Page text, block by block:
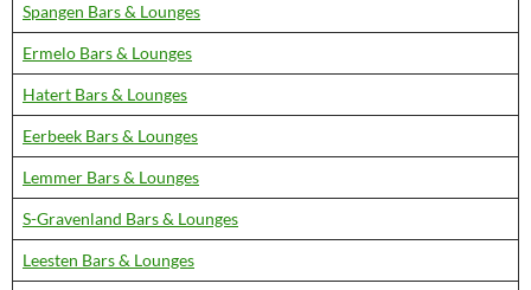
Spangen Bars & Lounges
Ermelo Bars & Lounges
Hatert Bars & Lounges
Eerbeek Bars & Lounges
Lemmer Bars & Lounges
S-Gravenland Bars & Lounges
Leesten Bars & Lounges